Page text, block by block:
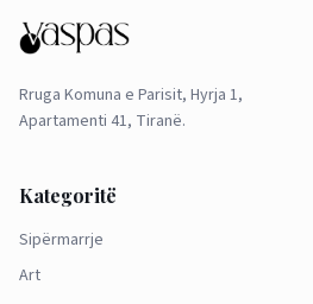
Rruga Komuna e Parisit, Hyrja 1,
Apartamenti 41, Tiranë.
Kategoritë
Sipërmarrje
Art